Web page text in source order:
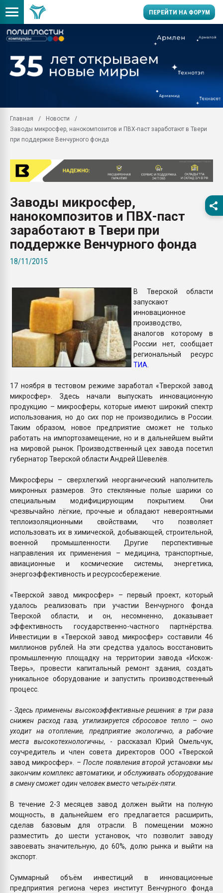
ПЕРЕЙТИ НА ФОРУМ
производство SPC
заводу пластмасс"
28.07.2026
первый план в
28.07.2026
ситуацией на
Всё, что касается
бутылок
Главная
Новости
Заводы микросфер, нанокомпозитов и ПВХ-паст заработают в Твери
при поддержке Венчурного фонда
Заводы микросфер,
нанокомпозитов и ПВХ-паст
заработают в Твери при
поддержке Венчурного фонда
18/11/2015
В Тверской области
запускают
инновационное
производство,
аналогов которому в
России нет, сообщает
региональный ресурс
ТИА
17 ноября в тестовом режиме заработал «Тверской завод
микросфер». Здесь начали выпускать инновационную
продукцию – микросферы, которые имеют широкий спектр
использования, но до сих пор не производились в России.
Таким образом, новое предприятие сможет не только
работать на импортозамещение, но и в дальнейшем выйти
на мировой рынок. Производственный цех завода посетил
губернатор Тверской области Андрей Шевелёв.
Микросферы – сверхлегкий неорганический наполнитель
микронных размеров. Это стеклянные полые шарики со
специальным модифицирующим покрытием. Они
чрезвычайно лёгкие, прочные и обладают невероятными
теплоизоляционными свойствами, что позволяет
использовать их в химической, добывающей, строительной,
военной промышленности. Другие перспективные
направления их применения – медицина, транспортные,
авиационные и космические системы, энергетика,
энергоэффективность и ресурсосбережение.
«Тверской завод микросфер» – первый проект, который
удалось реализовать при участии Венчурного фонда
Тверской области, и он, несомненно, доказывает
эффективность государственно-частного партнёрства.
Инвестиции в «Тверской завод микросфер» составили 46
миллионов рублей. На эти средства удалось восстановить
промышленную площадку на территории завода «Искож-
Тверь», провести капитальный ремонт здания, создать
уникальное оборудование и запустить производственный
процесс.
- Здесь применены высокоэффективные решения: в три раза
снижен расход газа, утилизируется сбросовое тепло – оно
уходит на отопление, предприятие экологично, а рабочие
места высокотехнологичны, - рассказал Юрий Омельчук,
соучредитель и член совета директоров ООО «Тверской
завод микросфер». – После появления второй установки мы
закончим комплекс автоматики, и обслуживать оборудование
в смену сможет один человек вместо четырёх-пяти.
В течение 2-3 месяцев завод должен выйти на полную
мощность, в дальнейшем его предлагается расширить,
сделав базовым для отрасли. В помещении можно
разместить до шести установок, что позволит заводу
завоевать значительную, до 60%, долю рынка и выйти на
экспорт.
Суммарный объём инвестиций в инновационные
предприятия региона через институт Венчурного фонда